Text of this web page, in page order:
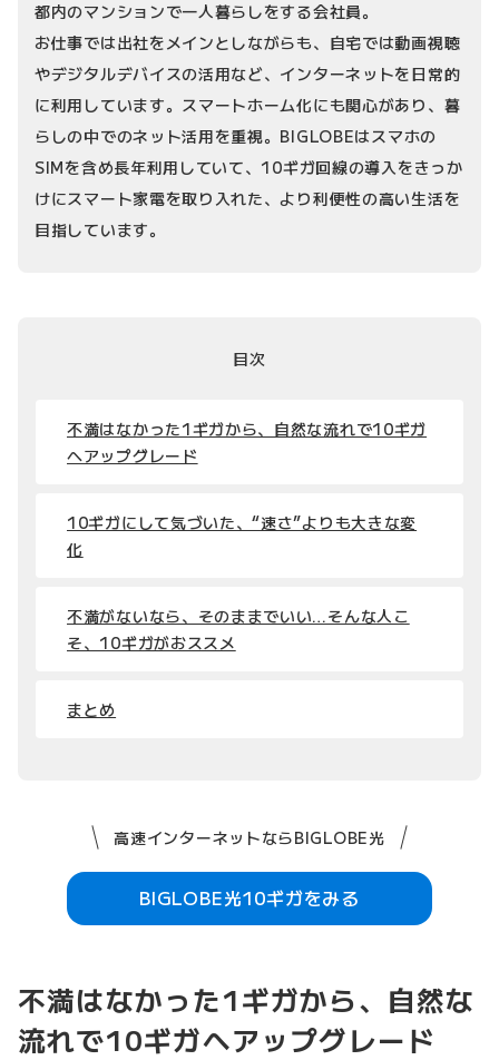
都内のマンションで一人暮らしをする会社員。
お仕事では出社をメインとしながらも、自宅では動画視聴
やデジタルデバイスの活用など、インターネットを日常的
に利用しています。スマートホーム化にも関心があり、暮
らしの中でのネット活用を重視。BIGLOBEはスマホの
SIMを含め長年利用していて、10ギガ回線の導入をきっか
けにスマート家電を取り入れた、より利便性の高い生活を
目指しています。
目次
不満はなかった1ギガから、自然な流れで10ギガ
へアップグレード
10ギガにして気づいた、“速さ”よりも大きな変
化
不満がないなら、そのままでいい…そんな人こ
そ、10ギガがおススメ
まとめ
高速インターネットならBIGLOBE光
BIGLOBE光10ギガをみる
不満はなかった1ギガから、自然な
流れで10ギガへアップグレード